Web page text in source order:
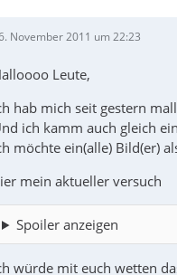
November 2011 um 22:23
Leute,
hab mich seit gestern
ich kamm auch gleich
möchte ein(alle) Bild(er)
mein aktueller versuch
Spoiler anzeigen
würde mit euch wetten